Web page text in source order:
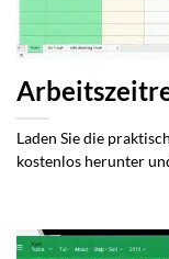
Laden Sie die
kostenlos herunter